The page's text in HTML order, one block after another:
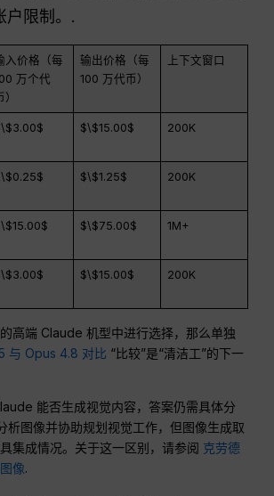
户限制。.
入价格（每
万个代
）
输出价格（每
100 万代币）
上下文窗口
$\$15.00$ 200K
$\$1.25$ 200K
$\$75.00$ 1M+
$\$15.00$ 200K
高端 Claude 机型中进行选择，那么单独
与 Opus 4.8 对比 “比较”是“清洁工”的下一
能否生成视觉内容，答案仍需具体分
析图像并协助规划视觉工作，但图像生成取
集成情况。关于这一区别，请参阅 克劳德
像.